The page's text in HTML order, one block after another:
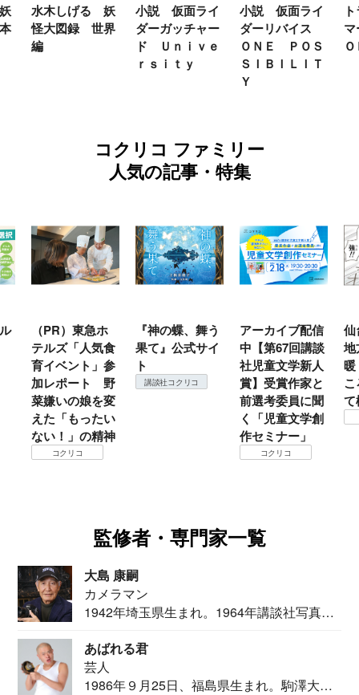
水木しげる 妖
怪大図録 世界
編
小説 仮面ライ
ダーガッチャー
ド Ｕｎｉｖｅ
ｒｓｉｔｙ
小説 仮面ライ
ダーリバイス
ＯＮＥ ＰＯＳ
ＳＩＢＩＬＩＴ
Ｙ
コクリコ ファミリー
人気の記事・特集
（PR）東急ホ
テルズ「人気食
育イベント」参
加レポート 野
菜嫌いの娘を変
えた「もったい
ない！」の精神
コクリコ
『神の蝶、舞う
果て』公式サイ
ト
講談社コクリコ
アーカイブ配信
中【第67回講談
社児童文学新人
賞】受賞作家と
前選考委員に聞
く「児童文学創
作セミナー」
コクリコ
仙
地
て
監修者・専門家一覧
大島 康嗣
カメラマン
1942年埼玉県生まれ。1964年講談社写真部
あばれる君
芸人
1986年９月25日、福島県生まれ。駒澤大学